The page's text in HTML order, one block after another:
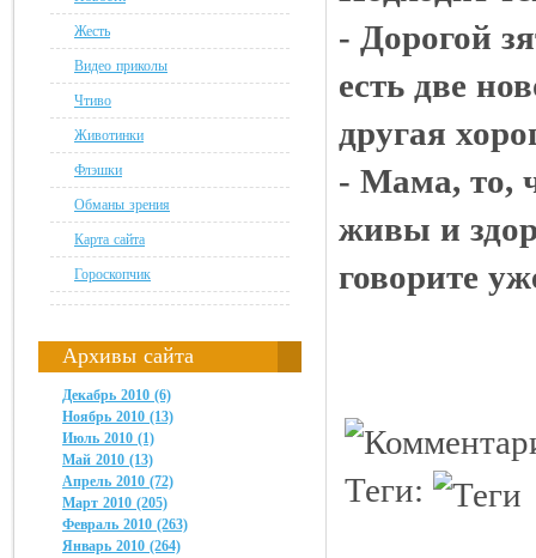
Жесть
Видео приколы
Чтиво
Животинки
Флэшки
Обманы зрения
Карта сайта
Гороскопчик
Архивы сайта
Декабрь 2010 (6)
Ноябрь 2010 (13)
Июль 2010 (1)
Май 2010 (13)
Апрель 2010 (72)
Март 2010 (205)
Февраль 2010 (263)
Январь 2010 (264)
- Дорогой
есть две
другая
- Мама, то,
живы и
говорите
Теги: